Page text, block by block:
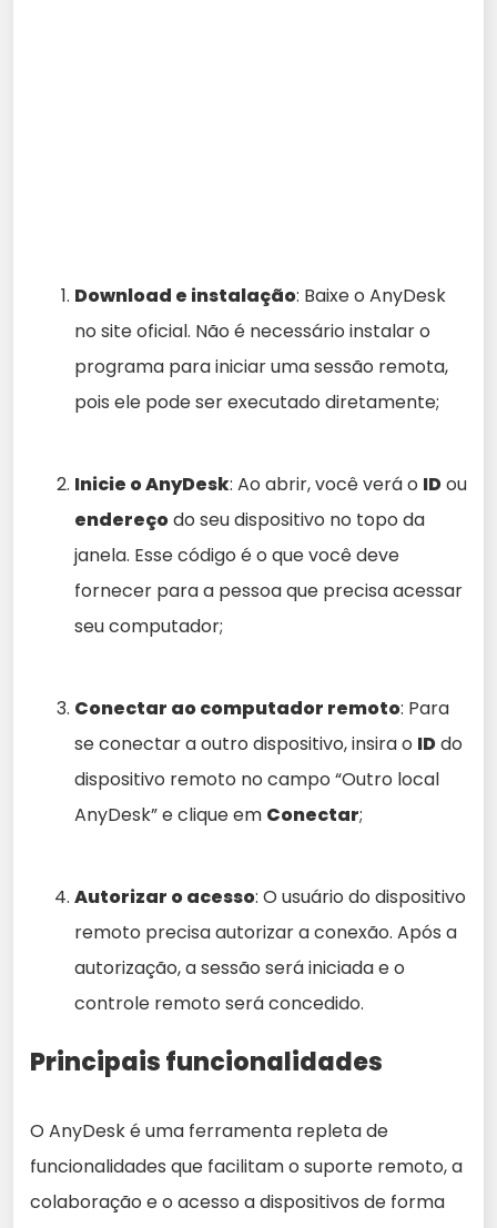
Download e instalação: Baixe o AnyDesk
no site oficial. Não é necessário instalar o
programa para iniciar uma sessão remota,
pois ele pode ser executado diretamente;
Inicie o AnyDesk: Ao abrir, você verá o IDou
endereçodo seu dispositivo no topo da
janela. Esse código é o que você deve
fornecer para a pessoa que precisa acessar
seu computador;
Conectar ao computador remoto: Para
se conectar a outro dispositivo, insira o IDdo
dispositivo remoto no campo “Outro local
AnyDesk” e clique em Conectar;
Autorizar o acesso: O usuário do dispositivo
remoto precisa autorizar a conexão. Após a
autorização, a sessão será iniciada e o
controle remoto será concedido.
Principais funcionalidades
O AnyDesk é uma ferramenta repleta de
funcionalidades que facilitam o suporte remoto, a
colaboração e o acesso a dispositivos de forma